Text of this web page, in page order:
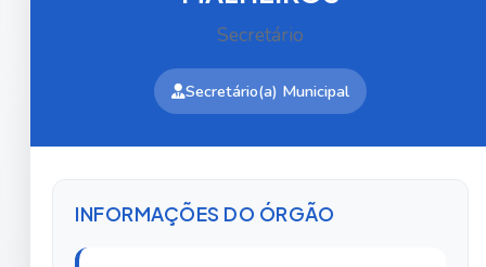
Secretário
Secretário(a) Municipal
INFORMAÇÕES DO ÓRGÃO